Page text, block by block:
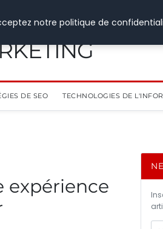
DE SEO TECHNOLOGIES DE
expérience
notre politique de